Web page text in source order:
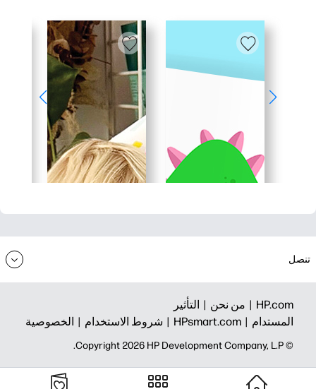
تنصل
HP.com | من نحن | التأثير
المستدام | HPsmart.com | شروط الاستخدام | الخصوصية
© Copyright 2026 HP Development Company, L.P.